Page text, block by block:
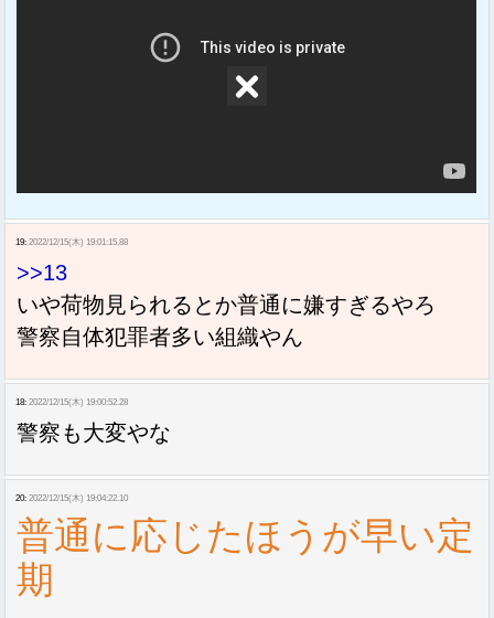
19: 2022/12/15(木) 19:01:15.88
>>13
いや荷物見られるとか普通に嫌すぎるやろ
警察自体犯罪者多い組織やん
18: 2022/12/15(木) 19:00:52.28
警察も大変やな
20: 2022/12/15(木) 19:04:22.10
普通に応じたほうが早い定
期